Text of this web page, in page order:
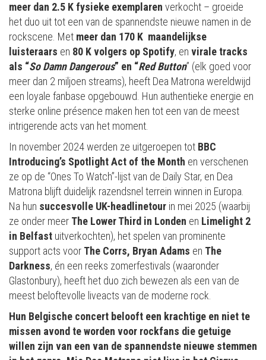
meer dan 2.5 K fysieke exemplaren verkocht – groeide
het duo uit tot een van de spannendste nieuwe namen in de
rockscene. Met meer dan 170 K maandelijkse
luisteraars en 80 K volgers op Spotify, en virale tracks
als “So Damn Dangerous” en “Red Button” (elk goed voor
meer dan 2 miljoen streams), heeft Dea Matrona wereldwijd
een loyale fanbase opgebouwd. Hun authentieke energie en
sterke online présence maken hen tot een van de meest
intrigerende acts van het moment.
In november 2024 werden ze uitgeroepen tot BBC
Introducing’s Spotlight Act of the Month en verschenen
ze op de “Ones To Watch”-lijst van de Daily Star, en Dea
Matrona blijft duidelijk razendsnel terrein winnen in Europa.
Na hun succesvolle UK-headlinetour in mei 2025 (waarbij
ze onder meer The Lower Third in Londen en Limelight 2
in Belfast uitverkochten), het spelen van prominente
support acts voor The Corrs, Bryan Adams en The
Darkness, én een reeks zomerfestivals (waaronder
Glastonbury), heeft het duo zich bewezen als een van de
meest beloftevolle liveacts van de moderne rock.
Hun Belgische concert belooft een krachtige en niet te
missen avond te worden voor rockfans die getuige
willen zijn van een van de spannendste nieuwe stemmen